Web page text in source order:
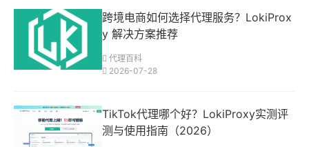
跨境电商如何选择代理服务？LokiProx
y 解决方案推荐
代理百科
2026-07-28
TikTok代理哪个好？LokiProxy实测评
测与使用指南（2026）